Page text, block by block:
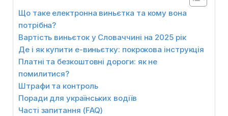
Що таке електронна виньєтка та кому вона
потрібна?
Вартість виньєток у Словаччині на 2025 рік
Де і як купити е-виньєтку: покрокова інструкція
Платні та безкоштовні дороги: як не
помилитися?
Штрафи та контроль
Поради для українських водіїв
Часті запитання (FAQ)